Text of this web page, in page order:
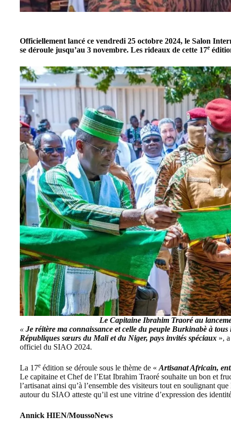
Officiellement lancé ce vendredi 25 octobre 2024, le Salon
se déroule jusqu’au 3 novembre. Les rideaux de cette 17e
Le Capitaine Ibrahim Traoré au
« Je réitère ma connaissance et celle du peuple Burkinabè à
Républiques sœurs du Mali et du Niger, pays invités spéciaux »,
officiel du SIAO 2024.
La 17e édition se déroule sous le thème de « Artisanat Africain,
Le capitaine et Chef de l’Etat Ibrahim Traoré souhaite un bon et
l’artisanat ainsi qu’à l’ensemble des visiteurs tout en soulignant
autour du SIAO atteste qu’il est une vitrine d’expression des
Annick HIEN/MoussoNews